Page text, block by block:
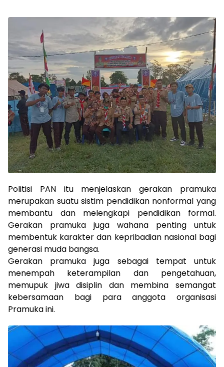
Politisi PAN itu menjelaskan gerakan pramuka
merupakan suatu sistim pendidikan nonformal yang
membantu dan melengkapi pendidikan formal.
Gerakan pramuka juga wahana penting untuk
membentuk karakter dan kepribadian nasional bagi
generasi muda bangsa.
Gerakan pramuka juga sebagai tempat untuk
menempah keterampilan dan pengetahuan,
memupuk jiwa disiplin dan membina semangat
kebersamaan bagi para anggota organisasi
Pramuka ini.